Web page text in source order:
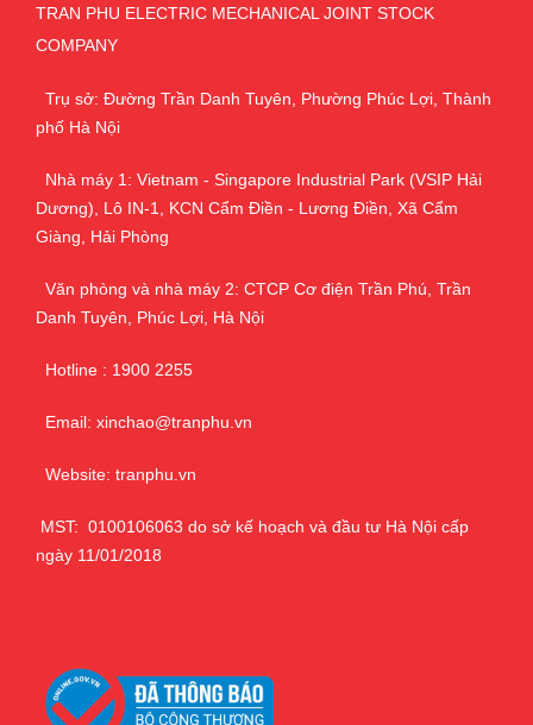
TRAN PHU ELECTRIC MECHANICAL JOINT STOCK
COMPANY
Trụ sở: Đường Trần Danh Tuyên, Phường Phúc Lợi, Thành
phố Hà Nội
Nhà máy 1: Vietnam - Singapore Industrial Park (VSIP Hải
Dương), Lô IN-1, KCN Cẩm Điền - Lương Điền, Xã Cẩm
Giàng, Hải Phòng
Văn phòng và nhà máy 2: CTCP Cơ điện Trần Phú, Trần
Danh Tuyên, Phúc Lợi, Hà Nội
Hotline : 1900 2255
Email: xinchao@tranphu.vn
Website: tranphu.vn
MST: 0100106063 do sở kế hoạch và đầu tư Hà Nội cấp
ngày 11/01/2018